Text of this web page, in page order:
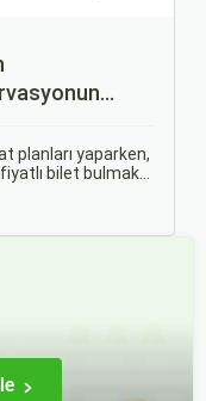
Bileti Satın
planları yaparken,
bilet bulmak
sağlar.